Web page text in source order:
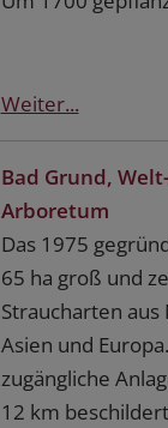
Weiter...
Bad Grund,
Arboretum
Das 1975
65 ha groß und
Straucharten
Asien und
zugängliche
12 km